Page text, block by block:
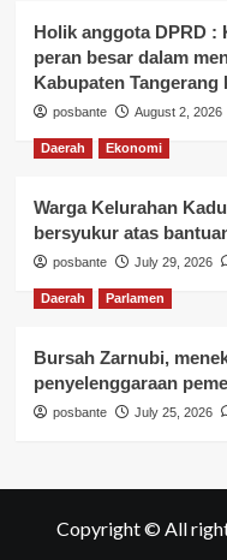
Holik anggota DPRD :
peran besar dalam
Kabupaten Tangerang
posbante August 2, 2026
Daerah Ekonomi
Warga Kelurahan
bersyukur atas
posbante July 29, 2026
Daerah Parlamen
Bursah Zarnubi,
penyelenggaraan
posbante July 25, 2026
Copyright © All